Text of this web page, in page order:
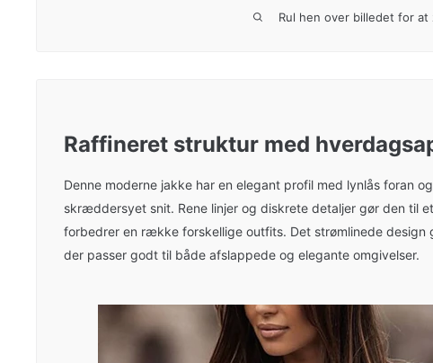
Rul hen over billedet for at
Raffineret struktur med
Denne moderne jakke har en elegant profil med lynlås foran
skræddersyet snit. Rene linjer og diskrete detaljer gør den til
forbedrer en række forskellige outfits. Det strømlinede design
der passer godt til både afslappede og elegante omgivelser.